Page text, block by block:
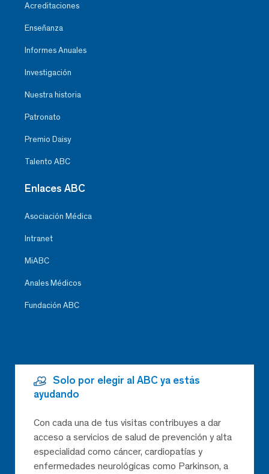
Acreditaciones
Enseñanza
Informes Anuales
Investigación
Nuestra historia
Patronato
Premio Daisy
Talento ABC
Enlaces ABC
Asociación Médica
Intranet
MiABC
Anales Médicos
Fundación ABC
Solo por elegir al ABC ya estás
ayudando
Con cada una de tus visitas contribuyes a dar
acceso a servicios de salud de prevención y alta
especialidad como cáncer, cardiopatías y
enfermedades neurológicas como Parkinson, a